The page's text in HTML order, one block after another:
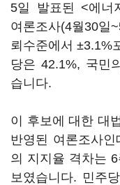
5일 발표된 <에너
여론조사(4월30일
뢰수준에서 ±3.1%
당은 42.1%, 국민
습니다.
이 후보에 대한 대
반영된 여론조사
의 지지율 격차는
보였습니다. 민주